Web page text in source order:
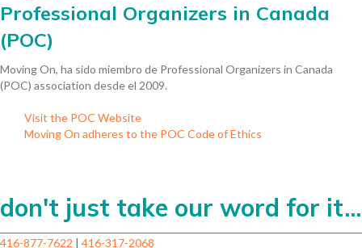
Professional Organizers in Canada
(POC)
Moving On, ha sido miembro de Professional Organizers in Canada
(POC) association desde el 2009.
Visit the POC Website
Moving On adheres to the POC Code of Ethics
don't just take our word for it...
416-877-7622 | 416-317-2068